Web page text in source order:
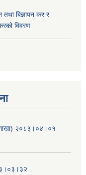
तथा बिज्ञापन कर र
विवरण
शाखा) २०८३।०४।०१